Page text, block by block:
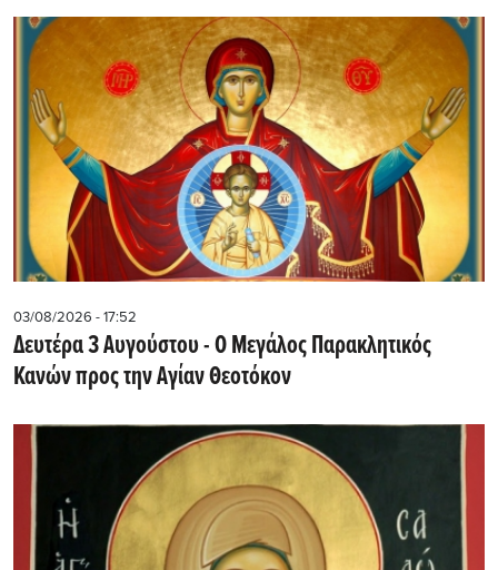
03/08/2026 - 17:52
Δευτέρα 3 Αυγούστου - Ο Μεγάλος Παρακλητικός
Κανών προς την Αγίαν Θεοτόκον